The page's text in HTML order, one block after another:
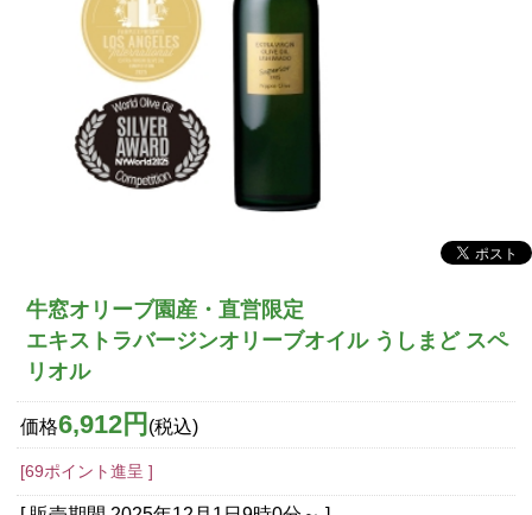
牛窓オリーブ園産・直営限定
エキストラバージンオリーブオイル うしまど スペ
リオル
価格6,912円 (税込)
[69ポイント進呈 ]